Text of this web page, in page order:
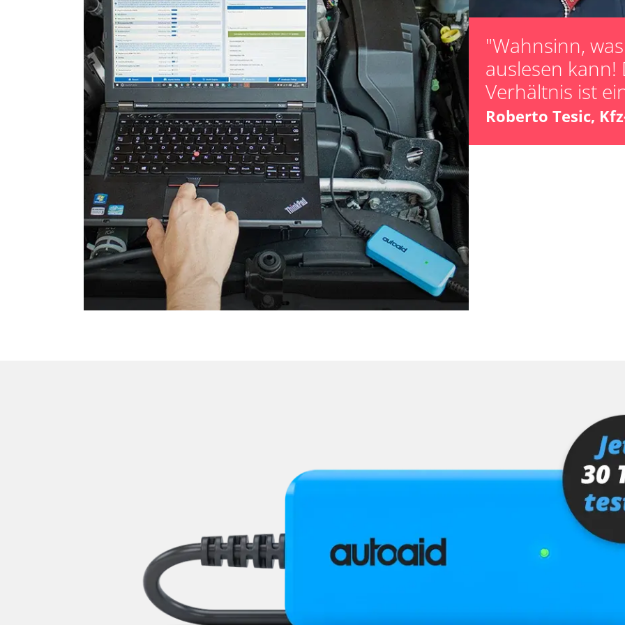
Multifunktionslenkrad
Radio
Regen-/Lichtsensor
Reifendruckkontrolle (RDK)
Servolenkung
Sitzelektronik Fahrer
Soundsystem
Sprachsteuerung
Spurwechselassistent
Start Authentifikation
Telefon-/Notruf-System
Türsteuergerät vorne links
Türsteuergerät vorne rechts
Untere Bedieneinheit
Wischersteuerung
Zentralelektronik
Parkbremse in
Turbolader
Zurücksetzen
"Wahnsinn,
auslesen kann!
Verhältnis ist
Roberto Tesic,